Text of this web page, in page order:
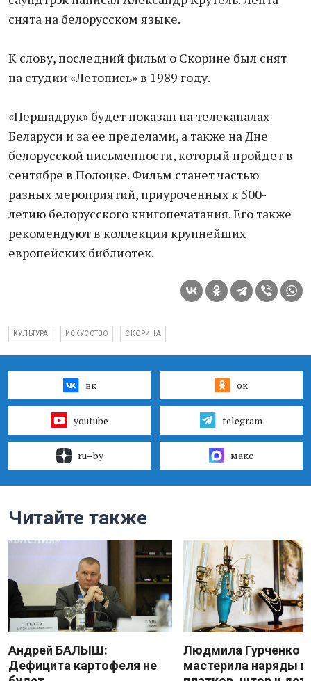
снята на белорусском языке.
К слову, последний фильм о Скорине был снят
на студии «Летопись» в 1989 году.
«Першадрук» будет показан на телеканалах
Беларуси и за ее пределами, а также на Дне
белорусской письменности, который пройдет в
сентябре в Полоцке. Фильм станет частью
разных мероприятий, приуроченных к 500-
летию белорусского книгопечатания. Его также
рекомендуют в коллекции крупнейших
европейских библиотек.
КУЛЬТУРА ИСКУССТВО СКОРИНА
вк ок
youtube telegram
ru–by макс
Читайте также
Андрей БАЛЫШ:
Дефицита картофеля не
Людмила Гурченко
мастерила наряды